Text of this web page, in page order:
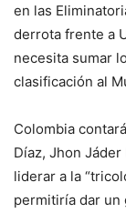
en las
derrota frente a
necesita sumar
clasificación al
Colombia
Díaz, Jhon
liderar a la
permitiría dar un